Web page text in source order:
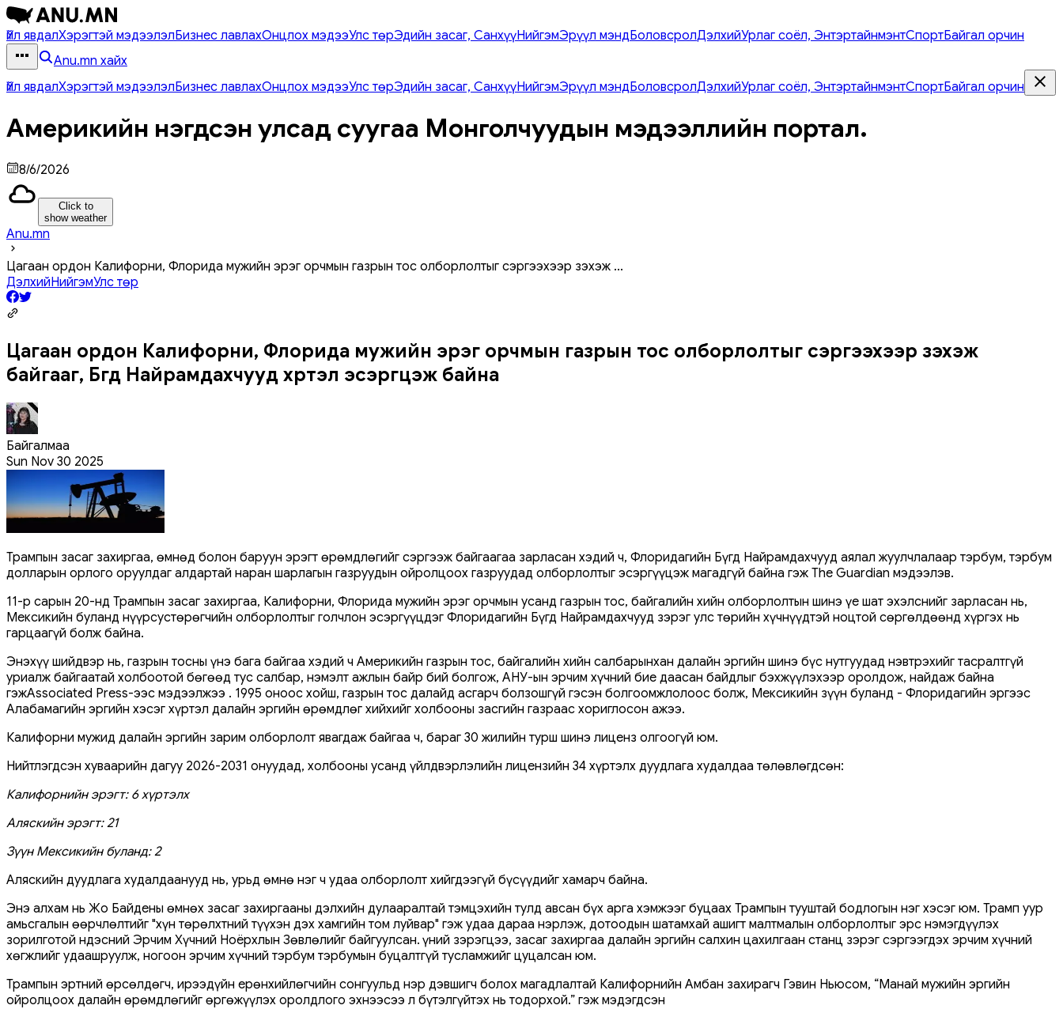
Үйл явдалХэрэгтэй мэдээлэлБизнес лавлахОнцлох мэдээУлс төрЭдийн засаг, СанхүүНийгэмЭрүүл мэндБоловсролДэлхийУрлаг соёл, ЭнтэртайнмэнтСпортБайгал орчин
Anu.mn хайх
Үйл явдалХэрэгтэй мэдээлэлБизнес лавлахОнцлох мэдээУлс төрЭдийн засаг, СанхүүНийгэмЭрүүл мэндБоловсролДэлхийУрлаг соёл, ЭнтэртайнмэнтСпортБайгал орчин
Америкийн нэгдсэн улсад суугаа Монголчуудын мэдээллийн портал.
8/6/2026
Click to
show weather
Anu.mn
Цагаан ордон Калифорни, Флорида мужийн эрэг орчмын газрын тос олборлолтыг сэргээхээр зэхэж ...
ДэлхийНийгэмУлс төр
Цагаан ордон Калифорни, Флорида мужийн эрэг орчмын газрын тос олборлолтыг сэргээхээр зэхэж
байгааг, Бүгд Найрамдахчууд хүртэл эсэргүүцэж байна
Байгалмаа
Sun Nov 30 2025
Трампын засаг захиргаа, өмнөд болон баруун эрэгт өрөмдлөгийг сэргээж байгаагаа зарласан хэдий ч, Флоридагийн Бүгд Найрамдахчууд аялал жуулчлалаар тэрбум, тэрбум
долларын орлого оруулдаг алдартай наран шарлагын газруудын ойролцоох газруудад олборлолтыг эсэргүүцэж магадгүй байна гэж The Guardian мэдээлэв.
11-р сарын 20-нд Трампын засаг захиргаа, Калифорни, Флорида мужийн эрэг орчмын усанд газрын тос, байгалийн хийн олборлолтын шинэ үе шат эхэлснийг зарласан нь,
Мексикийн буланд нүүрсустөрөгчийн олборлолтыг голчлон эсэргүүцдэг Флоридагийн Бүгд Найрамдахчууд зэрэг улс төрийн хүчнүүдтэй ноцтой сөргөлдөөнд хүргэх нь
гарцаагүй болж байна.
Энэхүү шийдвэр нь, газрын тосны үнэ бага байгаа хэдий ч Америкийн газрын тос, байгалийн хийн салбарынхан далайн эргийн шинэ бүс нутгуудад нэвтрэхийг тасралтгүй
уриалж байгаатай холбоотой бөгөөд тус салбар, нэмэлт ажлын байр бий болгож, АНУ-ын эрчим хүчний бие даасан байдлыг бэхжүүлэхээр оролдож, найдаж байна
гэжAssociated Press-ээс мэдээлжээ . 1995 оноос хойш, газрын тос далайд асгарч болзошгүй гэсэн болгоомжлолоос болж, Мексикийн зүүн буланд - Флоридагийн эргээс
Алабамагийн эргийн хэсэг хүртэл далайн эргийн өрөмдлөг хийхийг холбооны засгийн газраас хориглосон ажээ.
Калифорни мужид далайн эргийн зарим олборлолт явагдаж байгаа ч, бараг 30 жилийн турш шинэ лиценз олгоогүй юм.
Нийтлэгдсэн хуваарийн дагуу 2026-2031 онуудад, холбооны усанд үйлдвэрлэлийн лицензийн 34 хүртэлх дуудлага худалдаа төлөвлөгдсөн:
Калифорнийн эрэгт: 6 хүртэлх
Аляскийн эрэгт: 21
Зүүн Мексикийн буланд: 2
Аляскийн дуудлага худалдаанууд нь, урьд өмнө нэг ч удаа олборлолт хийгдээгүй бүсүүдийг хамарч байна.
Энэ алхам нь Жо Байдены өмнөх засаг захиргааны дэлхийн дулааралтай тэмцэхийн тулд авсан бүх арга хэмжээг буцаах Трампын тууштай бодлогын нэг хэсэг юм. Трамп уур
амьсгалын өөрчлөлтийг "хүн төрөлхтний түүхэн дэх хамгийн том луйвар" гэж удаа дараа нэрлэж, дотоодын шатамхай ашигт малтмалын олборлолтыг эрс нэмэгдүүлэх
зорилготой Үндэсний Эрчим Хүчний Ноёрхлын Зөвлөлийг байгуулсан. Үүний зэрэгцээ, засаг захиргаа далайн эргийн салхин цахилгаан станц зэрэг сэргээгдэх эрчим хүчний
хөгжлийг удаашруулж, ногоон эрчим хүчний тэрбум тэрбумын буцалтгүй тусламжийг цуцалсан юм.
Трампын эртний өрсөлдөгч, ирээдүйн ерөнхийлөгчийн сонгуульд нэр дэвшигч болох магадлалтай Калифорнийн Амбан захирагч Гэвин Ньюсом, “Манай мужийн эргийн
ойролцоох далайн өрөмдлөгийг өргөжүүлэх оролдлого эхнээсээ л бүтэлгүйтэх нь тодорхой.” гэж мэдэгдсэн